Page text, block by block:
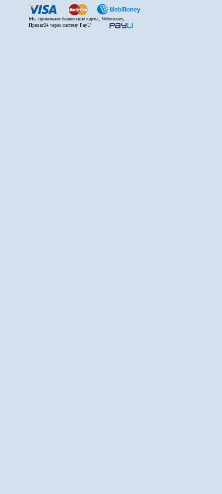
Мы принимаем банковские карты, Webmoney,
Приват24 через систему PayU